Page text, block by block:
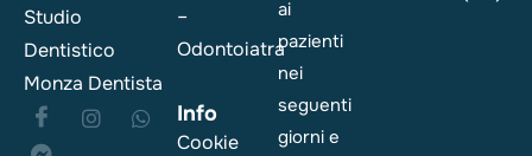
Studio
Dentistico
Monza Dentista
–
Odontoiatra
Info
Cookie
ai
pazienti
nei
seguenti
giorni e